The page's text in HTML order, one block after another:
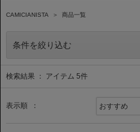
CAMICIANISTA ＞ 商品一覧
条件を絞り込む
検索結果 ： アイテム 5件
表示順 ：